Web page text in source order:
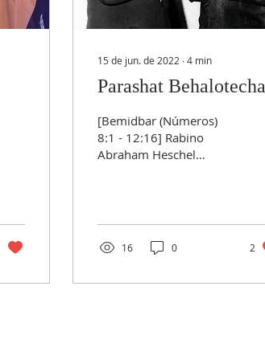
15 de jun. de 2022 ∙4 min
Parashat Behalotecha
[Bemidbar (Números)
8:1 - 12:16] Rabino
Abraham Heschel
King Jr. em 7 de...
16 0 2